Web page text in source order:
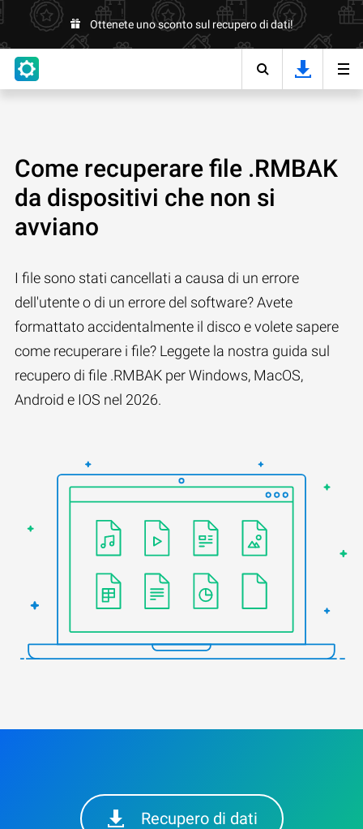
Ottenete uno sconto sul recupero di dati!
Come recuperare file .RMBAK
da dispositivi che non si
avviano
I file sono stati cancellati a causa di un errore
dell'utente o di un errore del software? Avete
formattato accidentalmente il disco e volete sapere
come recuperare i file? Leggete la nostra guida sul
recupero di file .RMBAK per Windows, MacOS,
Android e IOS nel 2026.
Recupero di dati